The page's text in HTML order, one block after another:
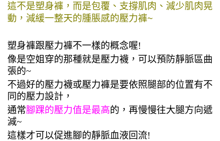
這不是塑身褲，而是包覆、支撐肌肉、 減少肌肉晃
動，減緩一整天的腫脹感的壓力褲~
塑身褲跟壓力褲不一樣的概念喔!
像是空姐穿的那種就是壓力襪，可以預防靜脈區曲
張的~
不過好的壓力襪或壓力褲是要依照腿部的位置有不
同的壓力設計，
通常腳踝的壓力值是最高的，再慢慢往大腿方向遞
減~
這樣才可以促進腳的靜脈血液回流!